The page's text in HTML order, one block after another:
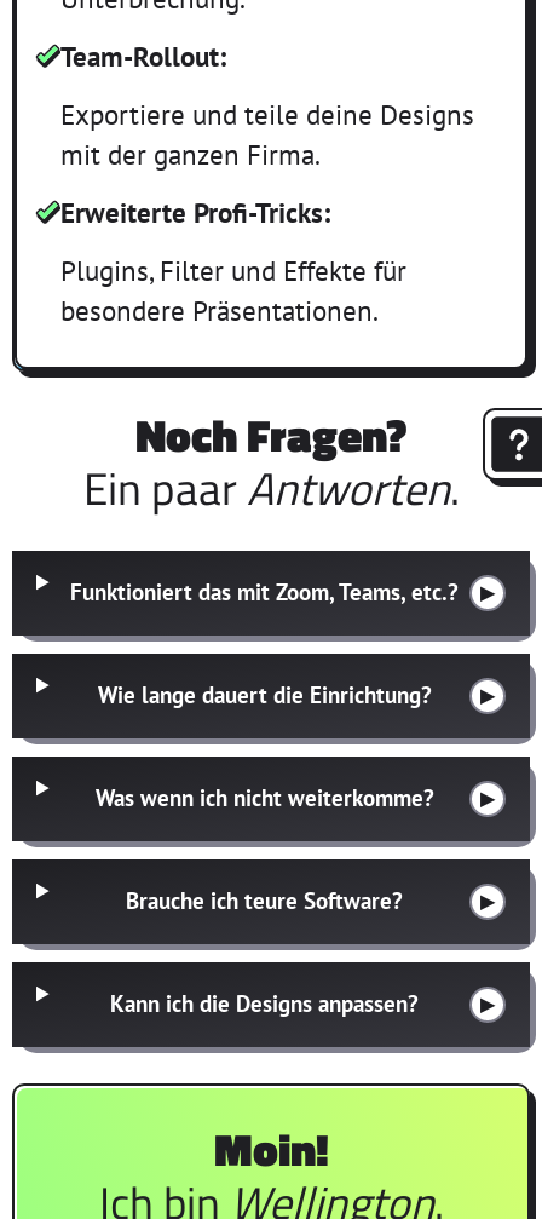
Team-Rollout:
Exportiere und teile deine Designs
mit der ganzen Firma.
Erweiterte Profi-Tricks:
Plugins, Filter und Effekte für
besondere Präsentationen.
Noch Fragen?
Ein paarAntworten.
Funktioniert das mit Zoom, Teams, etc.?
Wie lange dauert die Einrichtung?
Was wenn ich nicht weiterkomme?
Brauche ich teure Software?
Kann ich die Designs anpassen?
Moin!
Ich bin Wellington.